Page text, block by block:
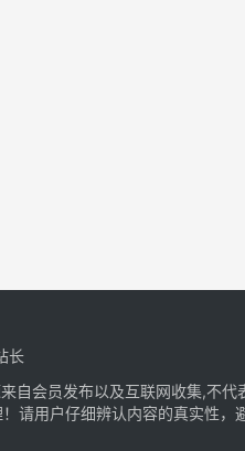
长
自会员发布以及互联网收集,不
请用户仔细辨认内容的真实性，